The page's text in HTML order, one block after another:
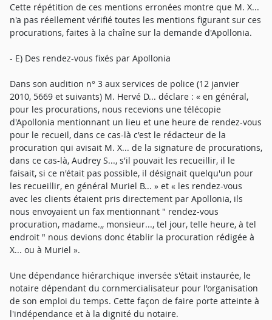
Cette répétition de ces mentions erronées montre que M. X...
n'a pas réellement vérifié toutes les mentions figurant sur ces
procurations, faites à la chaîne sur la demande d'Apollonia.
- E) Des rendez-vous fixés par Apollonia
Dans son audition n° 3 aux services de police (12 janvier
2010, 5669 et suivants) M. Hervé D... déclare : « en général,
pour les procurations, nous recevions une télécopie
d'Apollonia mentionnant un lieu et une heure de rendez-vous
pour le recueil, dans ce cas-là c'est le rédacteur de la
procuration qui avisait M. X... de la signature de procurations,
dans ce cas-là, Audrey S..., s'il pouvait les recueillir, il le
faisait, si ce n'était pas possible, il désignait quelqu'un pour
les recueillir, en général Muriel B... » et « les rendez-vous
avec les clients étaient pris directement par Apollonia, ils
nous envoyaient un fax mentionnant " rendez-vous
procuration, madame.,, monsieur..., tel jour, telle heure, à tel
endroit " nous devions donc établir la procuration rédigée à
X... ou à Muriel ».
Une dépendance hiérarchique inversée s'était instaurée, le
notaire dépendant du cornmercialisateur pour l'organisation
de son emploi du temps. Cette façon de faire porte atteinte à
l'indépendance et à la dignité du notaire.